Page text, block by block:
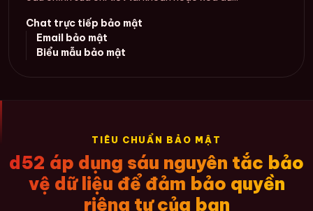
Chat trực tiếp bảo mật
Email bảo mật
Biểu mẫu bảo mật
TIÊU CHUẨN BẢO MẬT
d52 áp dụng sáu nguyên tắc bảo
vệ dữ liệu để đảm bảo quyền
riêng tư của bạn